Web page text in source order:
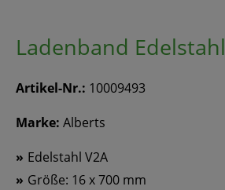
Ladenband Edelstahl
Artikel-Nr.: 10009493
Marke: Alberts
Edelstahl V2A
Größe: 16 x 700 mm